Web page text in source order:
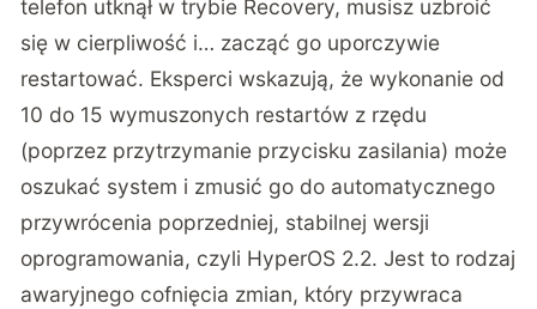
telefon utknął w trybie Recovery, musisz uzbroić
się w cierpliwość i… zacząć go uporczywie
restartować. Eksperci wskazują, że wykonanie od
10 do 15 wymuszonych restartów z rzędu
(poprzez przytrzymanie przycisku zasilania) może
oszukać system i zmusić go do automatycznego
przywrócenia poprzedniej, stabilnej wersji
oprogramowania, czyli HyperOS 2.2. Jest to rodzaj
awaryjnego cofnięcia zmian, który przywraca